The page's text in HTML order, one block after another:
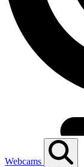
Webcams